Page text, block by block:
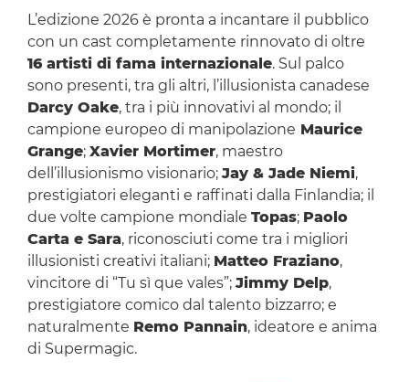
L’edizione 2026 è pronta a incantare il pubblico
con un cast completamente rinnovato di oltre
16 artisti di fama internazionale. Sul palco
sono presenti, tra gli altri, l’illusionista canadese
Darcy Oake, tra i più innovativi al mondo; il
campione europeo di manipolazione Maurice
Grange; Xavier Mortimer, maestro
dell’illusionismo visionario; Jay & Jade Niemi,
prestigiatori eleganti e raffinati dalla Finlandia; il
due volte campione mondiale Topas; Paolo
Carta e Sara, riconosciuti come tra i migliori
illusionisti creativi italiani; Matteo Fraziano,
vincitore di “Tu sì que vales”; Jimmy Delp,
prestigiatore comico dal talento bizzarro; e
naturalmente Remo Pannain, ideatore e anima
di Supermagic.